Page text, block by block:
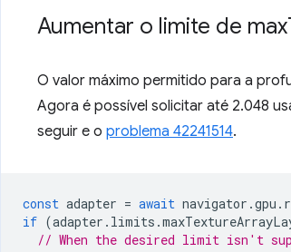
Aumentar o limite de max
O valor máximo permitido para a
Agora é possível solicitar até 2.048
seguir e o problema 42241514.
const adapter = await navigator .gpu .
if (adapter . limits .
// When the desired limit isn't